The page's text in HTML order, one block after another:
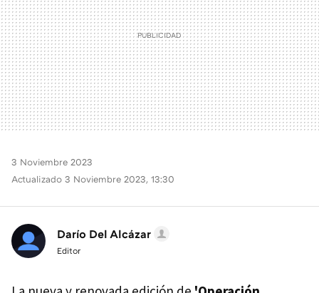
3 Noviembre 2023
Actualizado 3 Noviembre 2023, 13:30
Darío Del Alcázar
Editor